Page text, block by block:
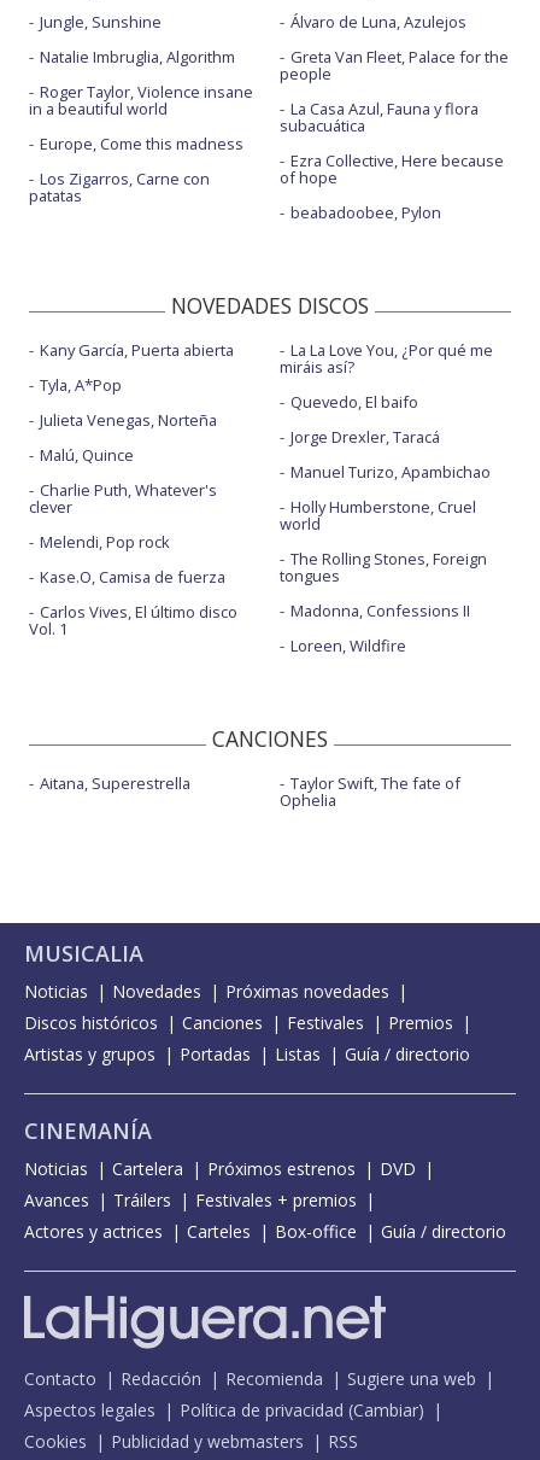
Jungle, Sunshine
Natalie Imbruglia, Algorithm
Roger Taylor, Violence insane
in a beautiful world
Europe, Come this madness
Los Zigarros, Carne con
patatas
Álvaro de Luna, Azulejos
Greta Van Fleet, Palace for the
people
La Casa Azul, Fauna y flora
subacuática
Ezra Collective, Here because
of hope
beabadoobee, Pylon
NOVEDADES DISCOS
Kany García, Puerta abierta
Tyla, A*Pop
Julieta Venegas, Norteña
Malú, Quince
Charlie Puth, Whatever's
clever
Melendi, Pop rock
Kase.O, Camisa de fuerza
Carlos Vives, El último disco
Vol. 1
La La Love You, ¿Por qué me
miráis así?
Quevedo, El baifo
Jorge Drexler, Taracá
Manuel Turizo, Apambichao
Holly Humberstone, Cruel
world
The Rolling Stones, Foreign
tongues
Madonna, Confessions II
Loreen, Wildfire
CANCIONES
Aitana, Superestrella Taylor Swift, The fate of
Ophelia
MUSICALIA
Noticias Novedades
Próximas novedades
Discos históricos
Canciones Festivales
Premios
Artistas y grupos
Portadas Listas Guía / directorio
CINEMANÍA
Noticias Cartelera Próximos estrenos
DVD
Avances
Tráilers
Festivales + premios
Actores y actrices
Carteles Box-office Guía / directorio
Contacto Redacción Recomienda
Sugiere una web
Aspectos legales
Política de privacidad (Cambiar)
Cookies
Publicidad y webmasters RSS